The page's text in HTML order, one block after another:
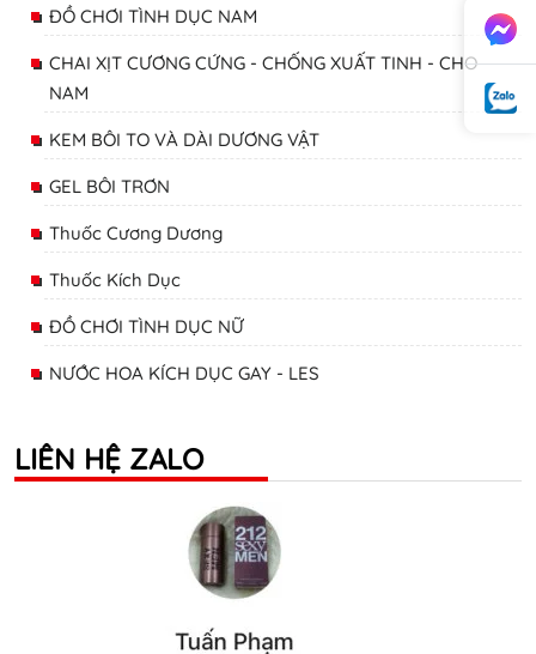
ĐỒ CHƠI TÌNH DỤC NAM
CHAI XỊT CƯƠNG CỨNG - CHỐNG XUẤT TINH - CHO
NAM
KEM BÔI TO VÀ DÀI DƯƠNG VẬT
GEL BÔI TRƠN
Thuốc Cương Dương
Thuốc Kích Dục
ĐỒ CHƠI TÌNH DỤC NỮ
NƯỚC HOA KÍCH DỤC GAY - LES
LIÊN HỆ ZALO